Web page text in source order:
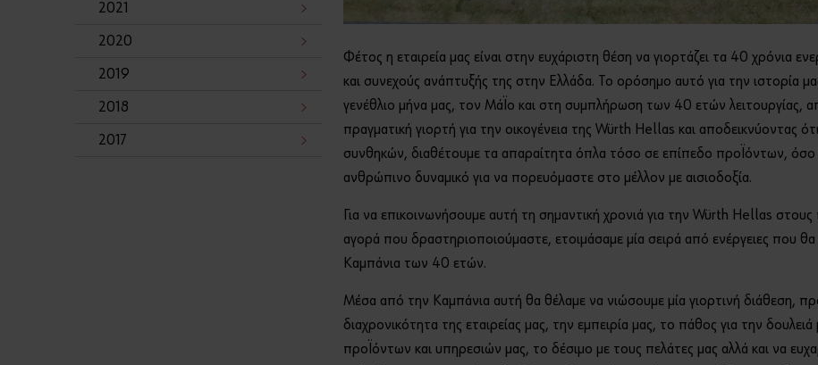
2021
2020
2019
2018
2017
Φέτος η εταιρεία μας είναι στην ευχάριστη θέση να γιορτάζει τα 40 χρόνια
και συνεχούς ανάπτυξής της στην Ελλάδα. Το ορόσημο αυτό για την ιστορία
γενέθλιο μήνα μας, τον Μάϊο και στη συμπλήρωση των 40 ετών λειτουργίας,
πραγματική γιορτή για την οικογένεια της Würth Hellas και αποδεικνύοντας
συνθηκών, διαθέτουμε τα απαραίτητα όπλα τόσο σε επίπεδο προϊόντων, όσο
ανθρώπινο δυναμικό για να πορευόμαστε στο μέλλον με αισιοδοξία.
Για να επικοινωνήσουμε αυτή τη σημαντική χρονιά για την Würth Hellas στους
αγορά που δραστηριοποιούμαστε, ετοιμάσαμε μία σειρά από ενέργειες που
Καμπάνια των 40 ετών.
Μέσα από την Καμπάνια αυτή θα θέλαμε να νιώσουμε μία γιορτινή διάθεση,
διαχρονικότητα της εταιρείας μας, την εμπειρία μας, το πάθος για την
προϊόντων και υπηρεσιών μας, το δέσιμο με τους πελάτες μας αλλά και να